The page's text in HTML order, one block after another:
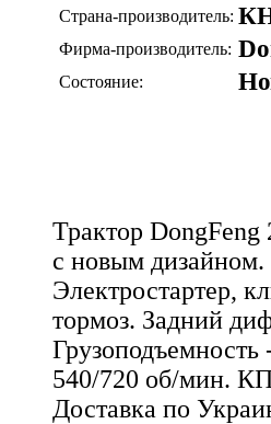
Страна-производитель:
Фирма-производитель:
Состояние:
Трактор
с новым
Электростартер,
тормоз. Задний
540/720 об/мин.
Доставка по